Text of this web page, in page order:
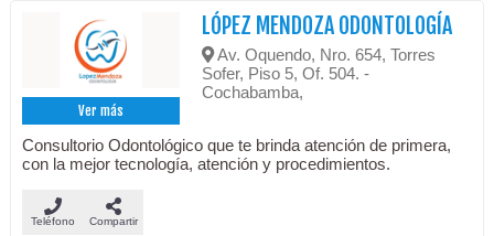
Ver más
LÓPEZ MENDOZA ODONTOLOGÍA
Av. Oquendo, Nro. 654, Torres
Sofer, Piso 5, Of. 504. -
Cochabamba,
Consultorio Odontológico que te brinda atención de primera,
con la mejor tecnología, atención y procedimientos.
Teléfono Compartir